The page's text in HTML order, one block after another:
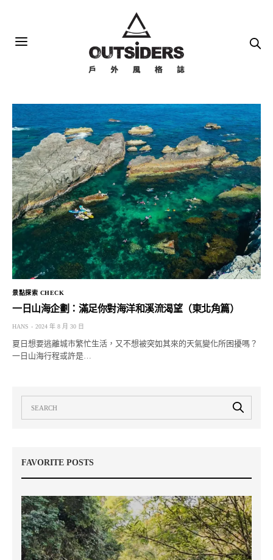
景點探索 CHECK
一日山海企劃：滿足你對海洋和溪流渴望（東北角篇）
HANS 2024 年 8 月 30 日
夏日想要逃離城市繁忙生活，又不想被突如其來的天氣變化所困擾嗎？
一日山海行程或許是…
FAVORITE POSTS